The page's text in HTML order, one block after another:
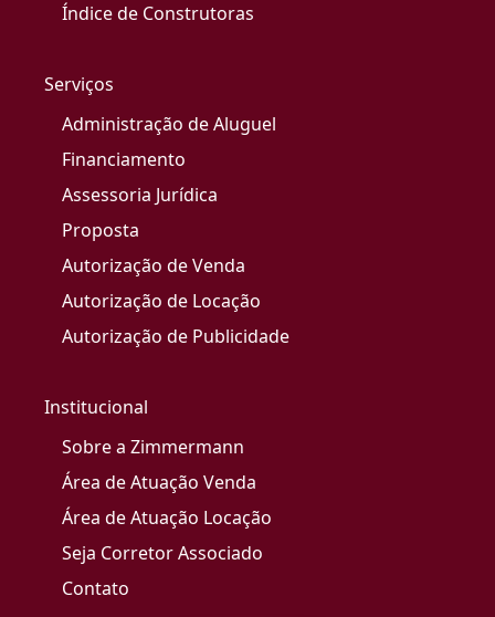
Índice de Construtoras
Serviços
Administração de Aluguel
Financiamento
Assessoria Jurídica
Proposta
Autorização de Venda
Autorização de Locação
Autorização de Publicidade
Institucional
Sobre a Zimmermann
Área de Atuação Venda
Área de Atuação Locação
Seja Corretor Associado
Contato